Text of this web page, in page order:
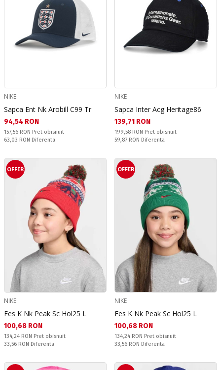
NIKE
Sapca Ent Nk Arobill C99 Tr
Текуща цена:
94,54 RON
Pret obisnuit:
157,56 RON Pret obisnuit
Спестявате:
63,03 RON Diferenta
NIKE
Sapca Inter Acg Heritage86
Текуща цена:
139,71 RON
Pret obisnuit:
199,58 RON Pret obisnuit
Спестявате:
59,87 RON Diferenta
OFFER
NIKE
Fes K Nk Peak Sc Hol25 L
Текуща цена:
100,68 RON
Pret obisnuit:
134,24 RON Pret obisnuit
Спестявате:
33,56 RON Diferenta
OFFER
NIKE
Fes K Nk Peak Sc Hol25 L
Текуща цена:
100,68 RON
Pret obisnuit:
134,24 RON Pret obisnuit
Спестявате:
33,56 RON Diferenta